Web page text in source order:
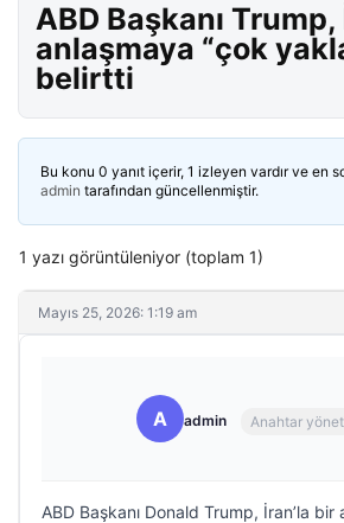
ABD Başkanı
anlaşmaya “çok
belirtti
Bu konu 0 yanıt içerir, 1 izleyen vardır ve en
admin tarafından güncellenmiştir.
1 yazı görüntüleniyor (toplam 1)
Mayıs 25, 2026: 1:19 am
A admin Anahtar
ABD Başkanı Donald Trump, İran’la